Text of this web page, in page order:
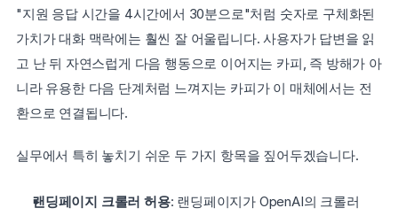
"지원 응답 시간을 4시간에서 30분으로"처럼 숫자로 구체화된
가치가 대화 맥락에는 훨씬 잘 어울립니다. 사용자가 답변을 읽
고 난 뒤 자연스럽게 다음 행동으로 이어지는 카피, 즉 방해가 아
니라 유용한 다음 단계처럼 느껴지는 카피가 이 매체에서는 전
환으로 연결됩니다.
실무에서 특히 놓치기 쉬운 두 가지 항목을 짚어두겠습니다.
랜딩페이지 크롤러 허용: 랜딩페이지가 OpenAI의 크롤러